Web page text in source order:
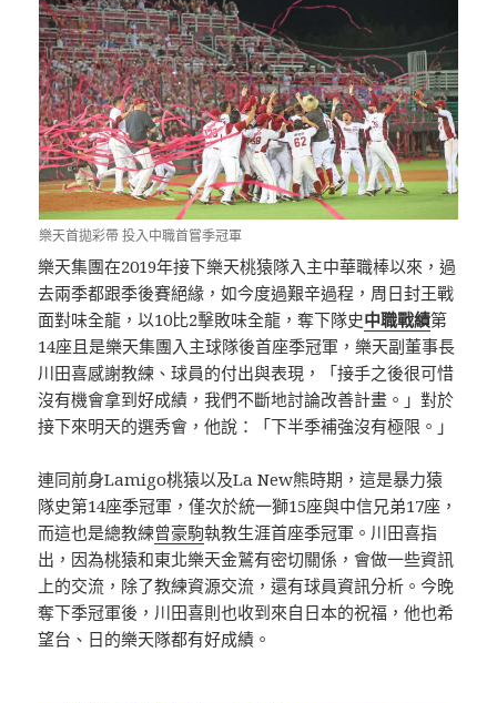
樂天首拋彩帶 投入中職首嘗季冠軍
樂天集團在2019年接下樂天桃猿隊入主中華職棒以來，過
去兩季都跟季後賽絕緣，如今度過艱辛過程，周日封王戰
面對味全龍，以10比2擊敗味全龍，奪下隊史中職戰績第
14座且是樂天集團入主球隊後首座季冠軍，樂天副董事長
川田喜感謝教練、球員的付出與表現，「接手之後很可惜
沒有機會拿到好成績，我們不斷地討論改善計畫。」對於
接下來明天的選秀會，他說：「下半季補強沒有極限。」
連同前身Lamigo桃猿以及La New熊時期，這是暴力猿
隊史第14座季冠軍，僅次於統一獅15座與中信兄弟17座，
而這也是總教練曾豪駒執教生涯首座季冠軍。川田喜指
出，因為桃猿和東北樂天金鷲有密切關係，會做一些資訊
上的交流，除了教練資源交流，還有球員資訊分析。今晚
奪下季冠軍後，川田喜則也收到來自日本的祝福，他也希
望台、日的樂天隊都有好成績。